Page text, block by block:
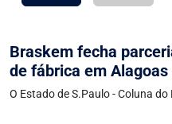
Braskem fecha
de fábrica em Alagoas
O Estado de S.Paulo - Coluna